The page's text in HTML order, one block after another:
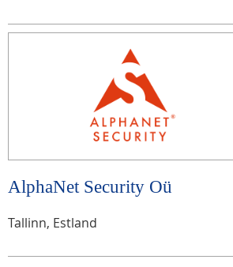
AlphaNet Security Oü
Tallinn, Estland